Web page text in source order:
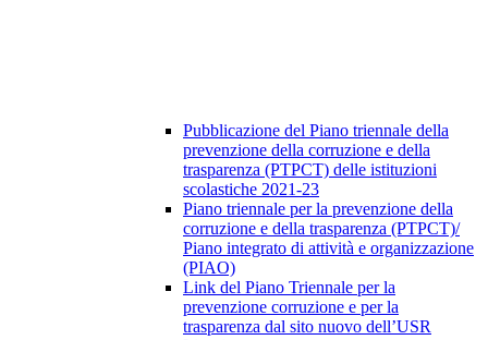
Pubblicazione del Piano triennale della
prevenzione della corruzione e della
trasparenza (PTPCT) delle istituzioni
scolastiche 2021-23
Piano triennale per la prevenzione della
corruzione e della trasparenza (PTPCT)/
Piano integrato di attività e organizzazione
(PIAO)
Link del Piano Triennale per la
prevenzione corruzione e per la
trasparenza dal sito nuovo dell’USR